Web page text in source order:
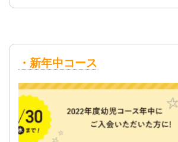
・新年中コース